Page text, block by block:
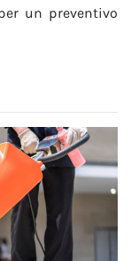
un preventivo